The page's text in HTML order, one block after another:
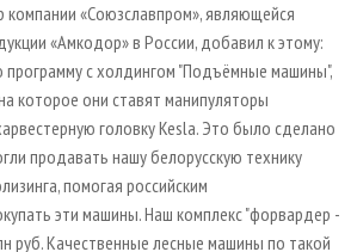
компании «Союзславпром», являющейся
«Амкодор» в России, добавил к этому:
с холдингом "Подъёмные машины",
которое они ставят манипуляторы
головку Kesla. Это было сделано
продавать нашу белорусскую технику
помогая российским
эти машины. Наш комплекс "форвардер -
руб. Качественные лесные машины по такой